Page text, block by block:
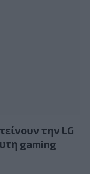
την LG
gaming